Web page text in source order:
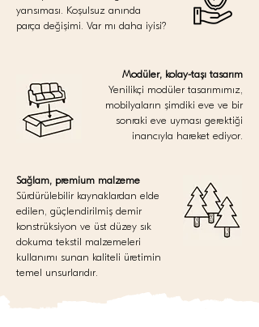
yansıması. Koşulsuz anında
parça değişimi. Var mı daha iyisi?
Modüler, kolay-taşı tasarım
Yenilikçi modüler tasarımımız,
mobilyaların şimdiki eve ve bir
sonraki eve uyması gerektiği
inancıyla hareket ediyor.
Sağlam, premium malzeme
Sürdürülebilir kaynaklardan elde
edilen, güçlendirilmiş demir
konstrüksiyon ve üst düzey sık
dokuma tekstil malzemeleri
kullanımı sunan kaliteli üretimin
temel unsurlarıdır.